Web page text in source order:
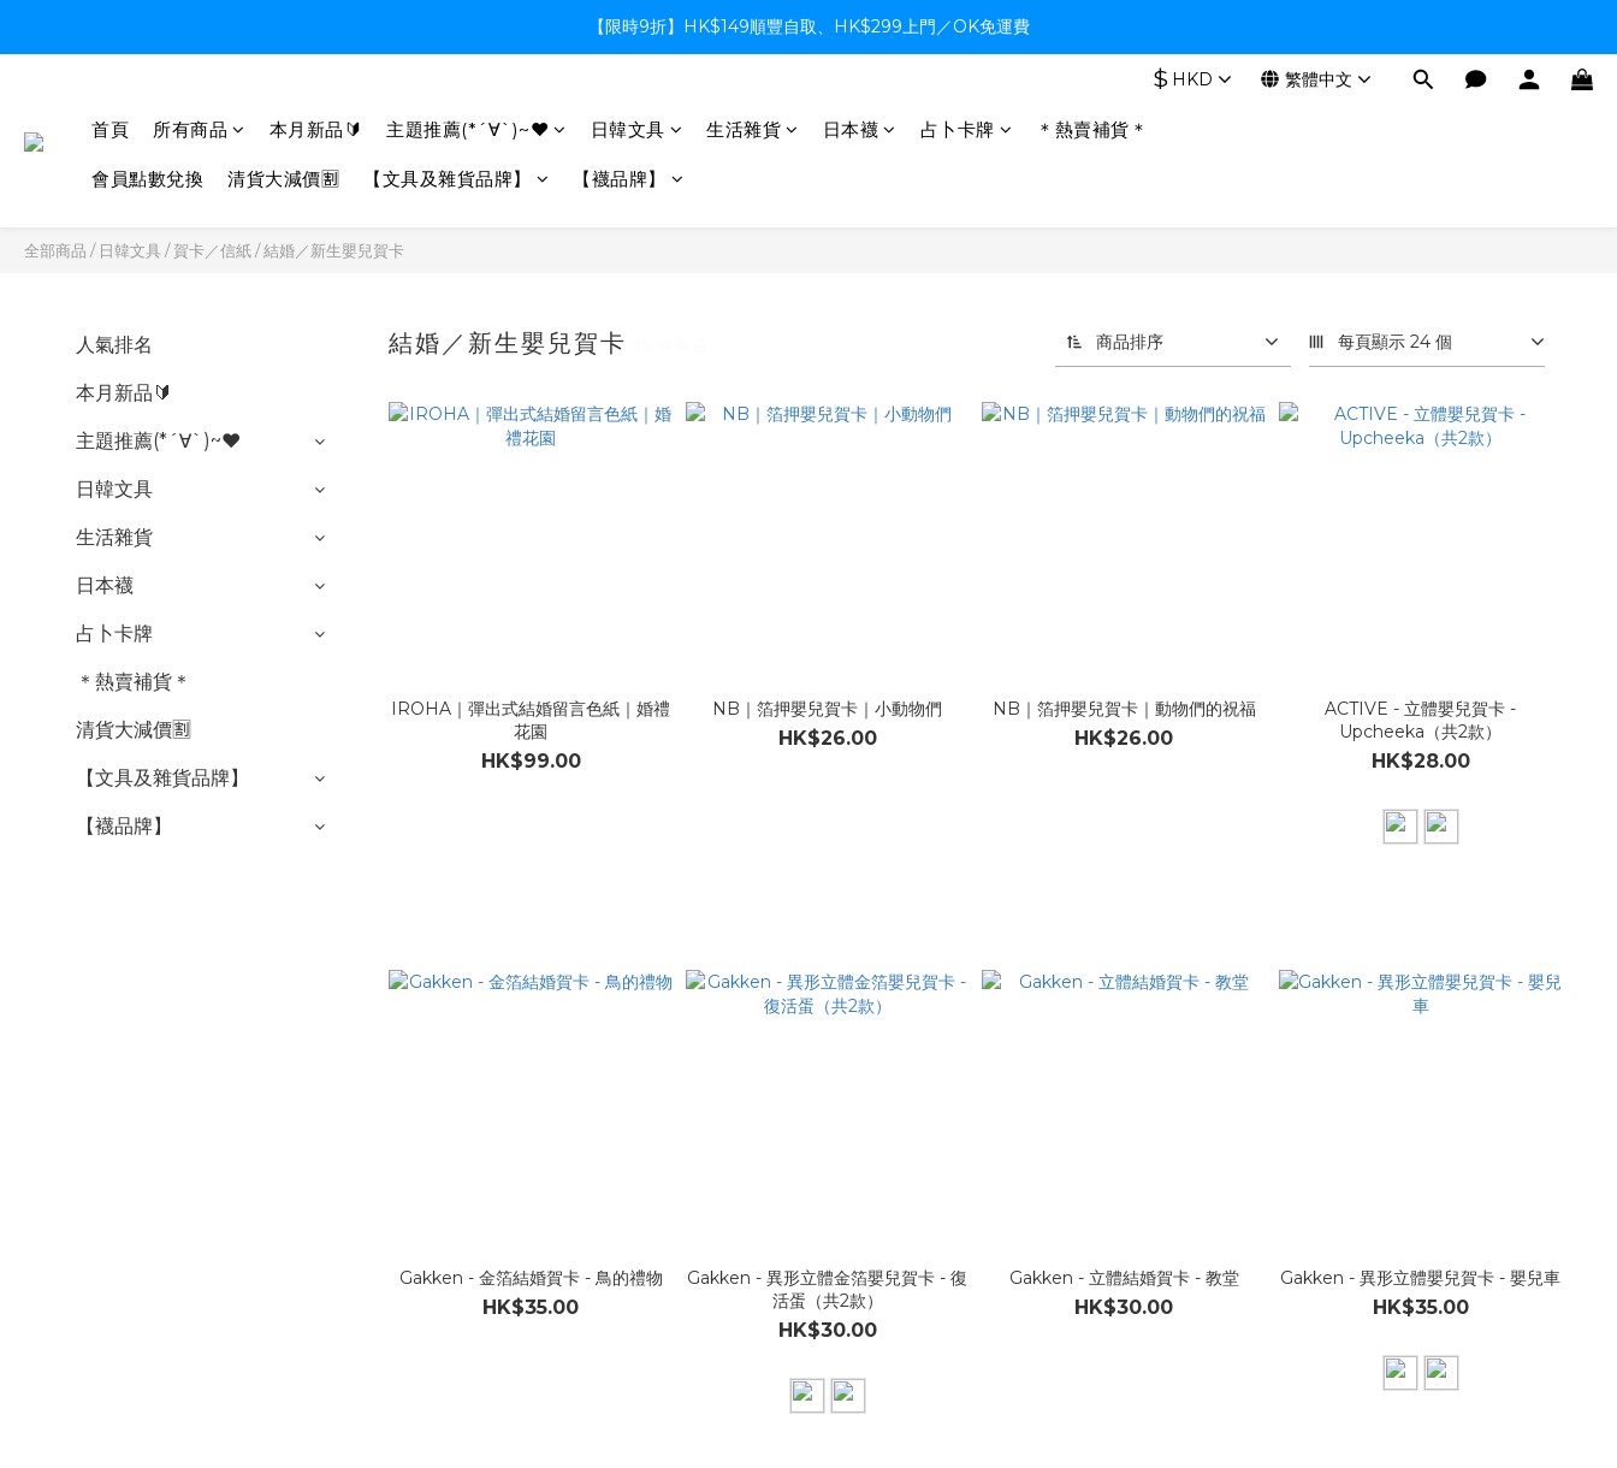
【限時9折】HK$149順豐自取、HK$299上門／OK免運費
【限時9折】HK$149順豐自取、HK$299上門／OK免運費
【限時9折】HK$149順豐自取、HK$299上門／OK免運費
$ HKD 繁體中文
首頁 所有商品 本月新品🔰 主題推薦(*´∀`)~♥ 日韓文具 生活雜貨 日本襪 占卜卡牌 ＊熱賣補貨＊
會員點數兌換 清貨大減價🈹 【文具及雜貨品牌】 【襪品牌】
全部商品 / 日韓文具 /賀卡／信紙 /結婚／新生嬰兒賀卡
人氣排名
本月新品🔰
主題推薦(*´∀`)~♥
日韓文具
生活雜貨
日本襪
占卜卡牌
＊熱賣補貨＊
清貨大減價🈹
【文具及雜貨品牌】
【襪品牌】
結婚／新生嬰兒賀卡 商品排序 每頁顯示 24 個
IROHA｜彈出式結婚留言色紙｜婚禮
花園
HK$99.00
NB｜箔押嬰兒賀卡｜小動物們
HK$26.00
NB｜箔押嬰兒賀卡｜動物們的祝福
HK$26.00
ACTIVE - 立體嬰兒賀卡 -
Upcheeka（共2款）
HK$28.00
Gakken - 金箔結婚賀卡 - 鳥的禮物
HK$35.00
Gakken - 異形立體金箔嬰兒賀卡 - 復
活蛋（共2款）
HK$30.00
Gakken - 立體結婚賀卡 - 教堂
HK$30.00
Gakken - 異形立體嬰兒賀卡 - 嬰兒車
HK$35.00